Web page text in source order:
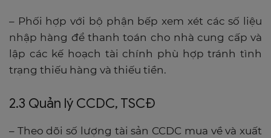
– Phối hợp với bộ phận bếp xem xét các số liệu
nhập hàng để thanh toán cho nhà cung cấp và
lập các kế hoạch tài chính phù hợp tránh tình
trạng thiếu hàng và thiếu tiền.
2.3 Quản lý CCDC, TSCĐ
– Theo dõi số lượng tài sản CCDC mua về và xuất